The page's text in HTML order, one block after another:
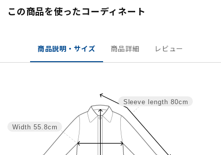
この商品を使ったコーディネート
商品説明・サイズ 商品詳細 レビュー
Sleeve length 80cm
Width 55.8cm